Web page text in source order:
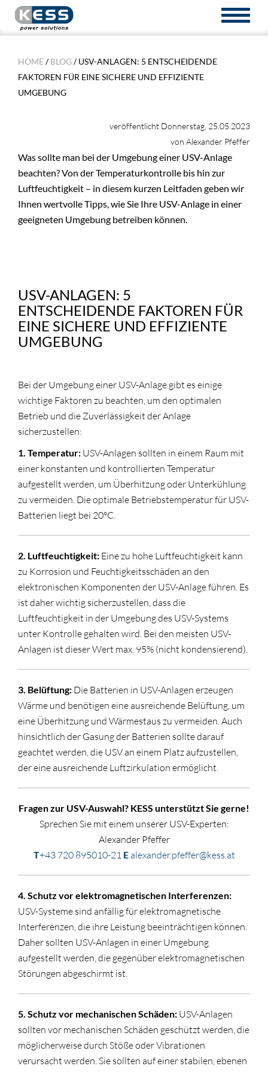
HOME/BLOG/ USV-ANLAGEN: 5 ENTSCHEIDENDE
FAKTOREN FÜR EINE SICHERE UND EFFIZIENTE
UMGEBUNG
veröffentlicht Donnerstag, 25.05.2023
von Alexander Pfeffer
Was sollte man bei der Umgebung einer USV-Anlage
beachten? Von der Temperaturkontrolle bis hin zur
Luftfeuchtigkeit – in diesem kurzen Leitfaden geben wir
Ihnen wertvolle Tipps, wie Sie Ihre USV-Anlage in einer
geeigneten Umgebung betreiben können.
USV-ANLAGEN: 5
ENTSCHEIDENDE FAKTOREN FÜR
EINE SICHERE UND EFFIZIENTE
UMGEBUNG
Bei der Umgebung einer USV-Anlage gibt es einige
wichtige Faktoren zu beachten, um den optimalen
Betrieb und die Zuverlässigkeit der Anlage
sicherzustellen:
1. Temperatur: USV-Anlagen sollten in einem Raum mit
einer konstanten und kontrollierten Temperatur
aufgestellt werden, um Überhitzung oder Unterkühlung
zu vermeiden. Die optimale Betriebstemperatur für USV-
Batterien liegt bei 20°C.
2. Luftfeuchtigkeit: Eine zu hohe Luftfeuchtigkeit kann
zu Korrosion und Feuchtigkeitsschäden an den
elektronischen Komponenten der USV-Anlage führen. Es
ist daher wichtig sicherzustellen, dass die
Luftfeuchtigkeit in der Umgebung des USV-Systems
unter Kontrolle gehalten wird. Bei den meisten USV-
Anlagen ist dieser Wert max. 95% (nicht kondensierend).
3. Belüftung: Die Batterien in USV-Anlagen erzeugen
Wärme und benötigen eine ausreichende Belüftung, um
eine Überhitzung und Wärmestaus zu vermeiden. Auch
hinsichtlich der Gasung der Batterien sollte darauf
geachtet werden, die USV an einem Platz aufzustellen,
der eine ausreichende Luftzirkulation ermöglicht.
Fragen zur USV-Auswahl? KESS unterstützt Sie gerne!
Sprechen Sie mit einem unserer USV-Experten:
Alexander Pfeffer
T+43 720 895010-21 Ealexander.pfeffer@kess.at
4. Schutz vor elektromagnetischen Interferenzen:
USV-Systeme sind anfällig für elektromagnetische
Interferenzen, die ihre Leistung beeinträchtigen können.
Daher sollten USV-Anlagen in einer Umgebung
aufgestellt werden, die gegenüber elektromagnetischen
Störungen abgeschirmt ist.
5. Schutz vor mechanischen Schäden: USV-Anlagen
sollten vor mechanischen Schäden geschützt werden, die
möglicherweise durch Stöße oder Vibrationen
verursacht werden. Sie sollten auf einer stabilen, ebenen